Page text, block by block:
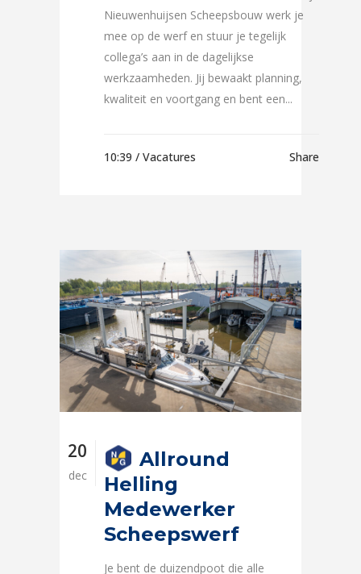
Nieuwenhuijsen Scheepsbouw werk je
mee op de werf en stuur je tegelijk
collega’s aan in de dagelijkse
werkzaamheden. Jij bewaakt planning,
kwaliteit en voortgang en bent een...
10:39 / Vacatures Share
20
dec
Allround
Helling
Medewerker
Scheepswerf
Je bent de duizendpoot die alle